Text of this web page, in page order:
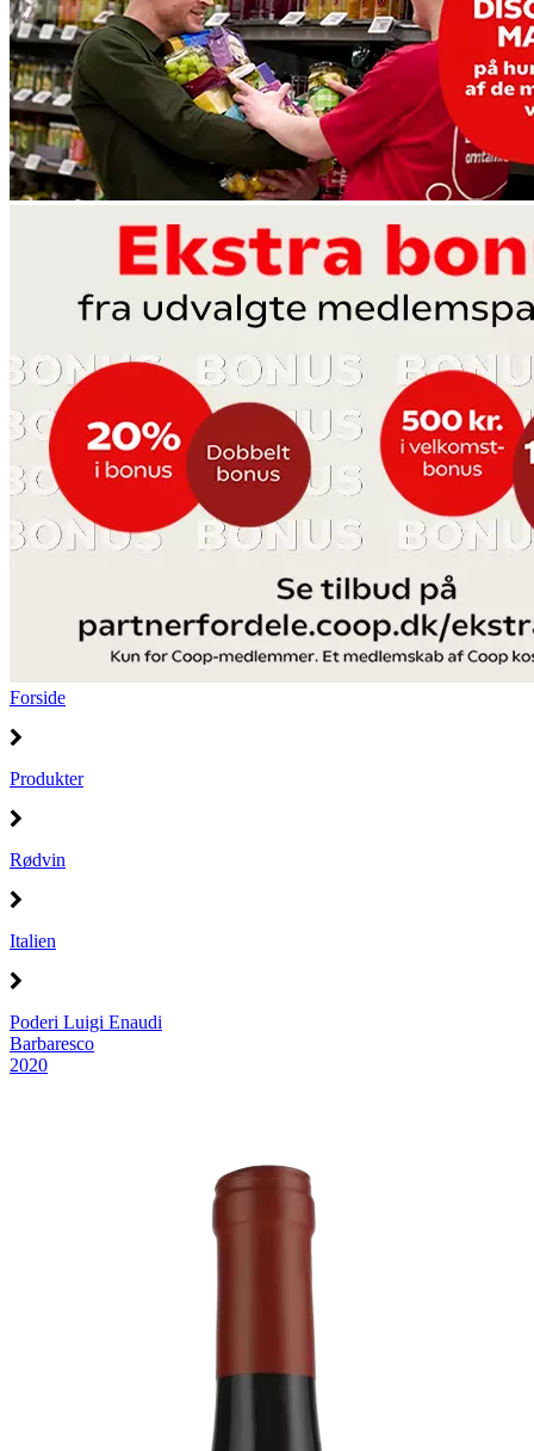
Forside
Produkter
Rødvin
Italien
Poderi Luigi Enaudi
Barbaresco
2020